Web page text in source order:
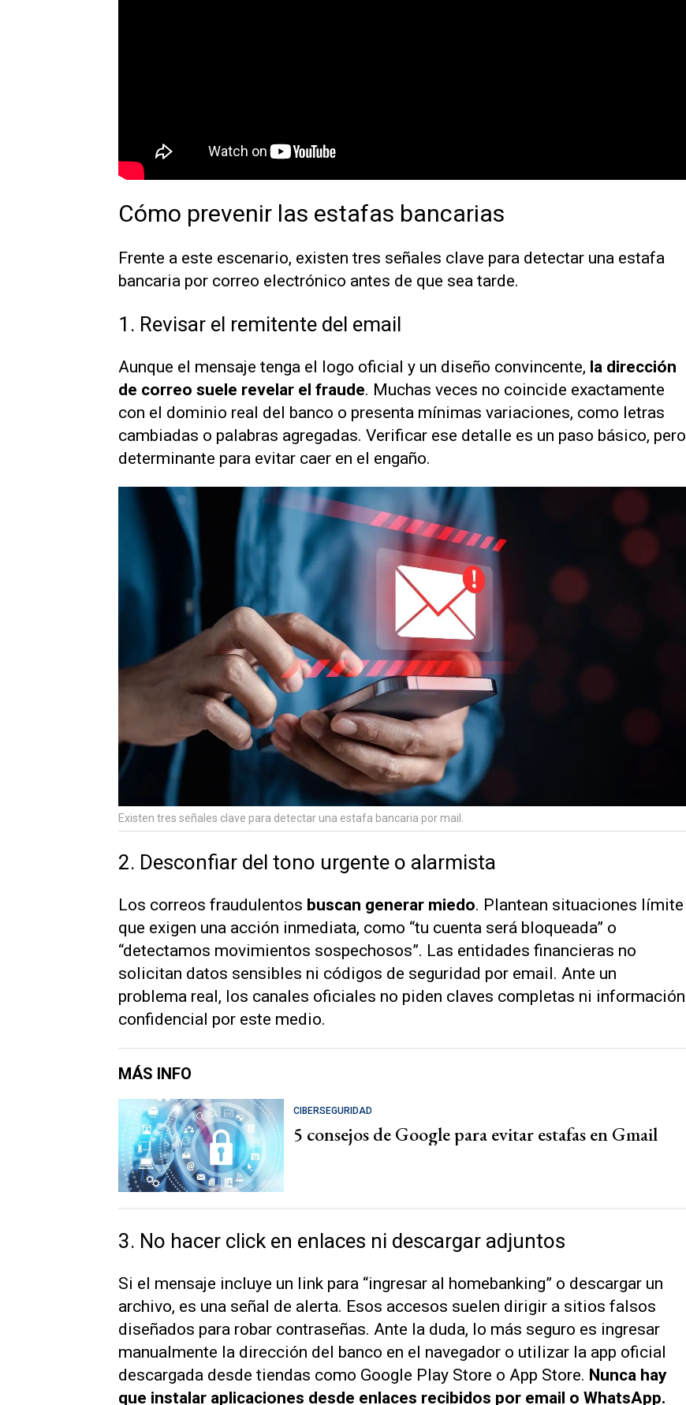
Cómo prevenir las estafas bancarias
Frente a este escenario, existen tres señales clave para detectar una estafa
bancaria por correo electrónico antes de que sea tarde.
1. Revisar el remitente del email
Aunque el mensaje tenga el logo oficial y un diseño convincente, la dirección
de correo suele revelar el fraude. Muchas veces no coincide exactamente
con el dominio real del banco o presenta mínimas variaciones, como letras
cambiadas o palabras agregadas. Verificar ese detalle es un paso básico, pero
determinante para evitar caer en el engaño.
Existen tres señales clave para detectar una estafa bancaria por mail.
2. Desconfiar del tono urgente o alarmista
Los correos fraudulentos buscan generar miedo. Plantean situaciones límite
que exigen una acción inmediata, como “tu cuenta será bloqueada” o
“detectamos movimientos sospechosos”. Las entidades financieras no
solicitan datos sensibles ni códigos de seguridad por email. Ante un
problema real, los canales oficiales no piden claves completas ni información
confidencial por este medio.
MÁS INFO
CIBERSEGURIDAD
5 consejos de Google para evitar estafas en Gmail
3. No hacer click en enlaces ni descargar adjuntos
Si el mensaje incluye un link para “ingresar al homebanking” o descargar un
archivo, es una señal de alerta. Esos accesos suelen dirigir a sitios falsos
diseñados para robar contraseñas. Ante la duda, lo más seguro es ingresar
manualmente la dirección del banco en el navegador o utilizar la app oficial
descargada desde tiendas como Google Play Store o App Store. Nunca hay
que instalar aplicaciones desde enlaces recibidos por email o WhatsApp.